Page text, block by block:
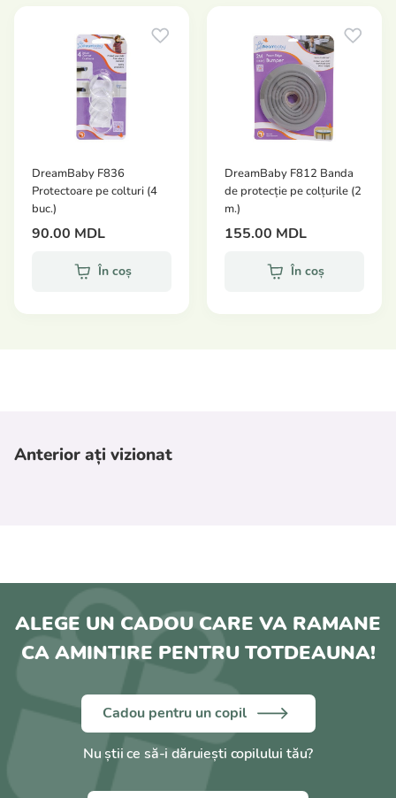
DreamBaby F836
Protectoare pe colturi (4
buc.)
90.00 MDL
În coș
DreamBaby F812 Banda
de protecție pe colțurile (2
m.)
155.00 MDL
În coș
Anterior ați vizionat
ALEGE UN CADOU CARE VA RAMANE
CA AMINTIRE PENTRU TOTDEAUNA!
Cadou pentru un copil
Nu știi ce să-i dăruiești copilului tău?